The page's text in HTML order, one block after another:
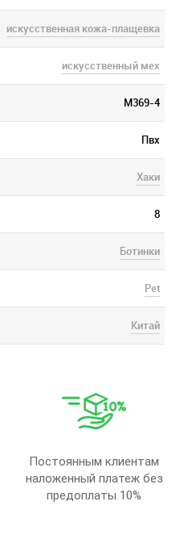
искусственная кожа-плащевка
искусственный мех
M369-4
Пвх
Хаки
8
Ботинки
Pet
Китай
Постоянным клиентам
наложенный платеж без
предоплаты 10%